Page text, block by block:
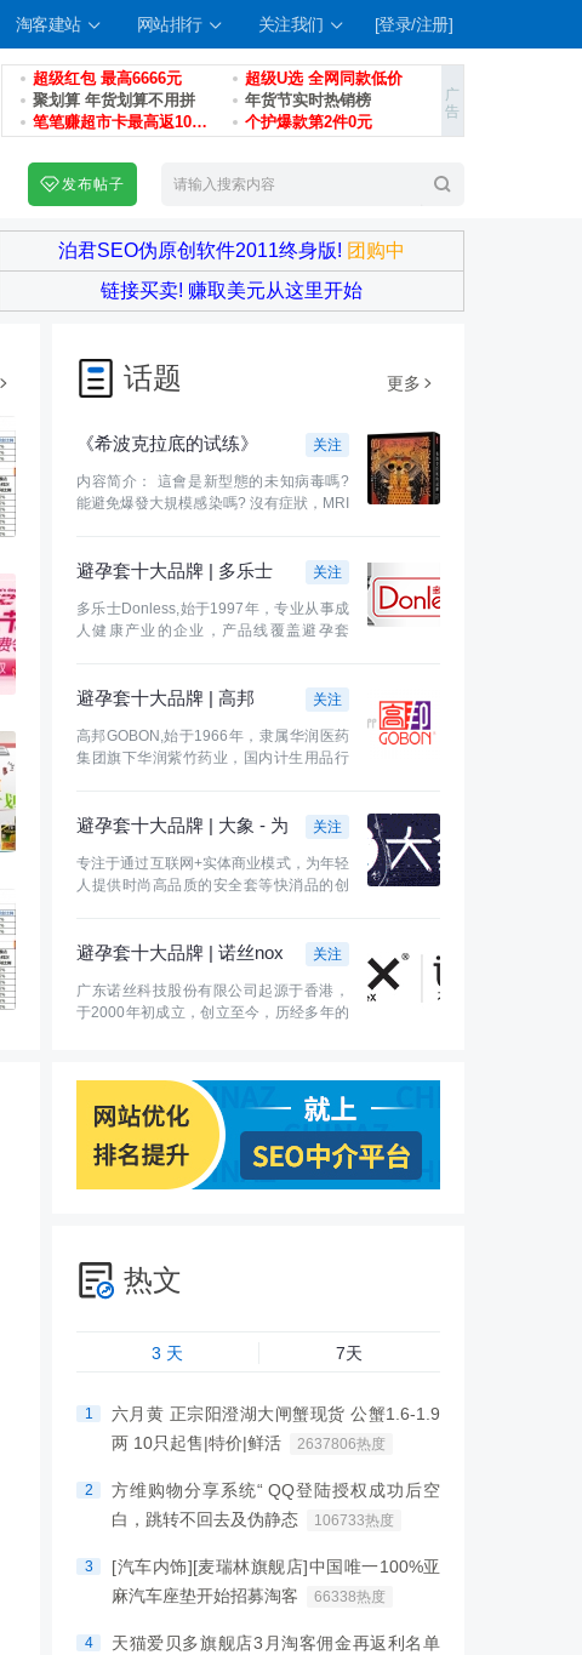
淘客建站 网站排行 关注我们 [登录/注册]
超级红包 最高6666元
超级U选 全网同款低价
聚划算 年货划算不用拼
年货节实时热销榜
笔笔赚超市卡最高返100元
个护爆款第2件0元
发布帖子
泊君SEO伪原创软件2011终身版! 团购中
链接买卖! 赚取美元从这里开始
话题 更多
《希波克拉底的试练》 关注
内容简介： 這會是新型態的未知病毒嗎?
能避免爆發大規模感染嗎? 沒有症狀，MRI
避孕套十大品牌 | 多乐士
Donless - 让爱更有趣
关注
多乐士Donless,始于1997年，专业从事成
人健康产业的企业，产品线覆盖避孕套
避孕套十大品牌 | 高邦
GOBON
关注
高邦GOBON,始于1966年，隶属华润医药
集团旗下华润紫竹药业，国内计生用品行
避孕套十大品牌 | 大象 - 为
高潮而生
关注
专注于通过互联网+实体商业模式，为年轻
人提供时尚高品质的安全套等快消品的创
避孕套十大品牌 | 诺丝nox
- 敢爱敢玩，让爱更亲近
关注
广东诺丝科技股份有限公司起源于香港，
于2000年初成立，创立至今，历经多年的
热文
3 天 7天
1
六月黄 正宗阳澄湖大闸蟹现货 公蟹1.6-1.9
两 10只起售|特价|鲜活
2637806热度
2
方维购物分享系统“ QQ登陆授权成功后空
白，跳转不回去及伪静态
106733热度
3
[汽车内饰][麦瑞林旗舰店]中国唯一100%亚
麻汽车座垫开始招募淘客
66338热度
4
天猫爱贝多旗舰店3月淘客佣金再返利名单